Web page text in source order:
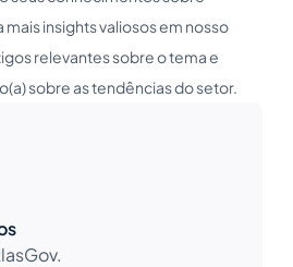
insights valiosos em nosso
relevantes sobre o tema e
sobre as tendências do setor.